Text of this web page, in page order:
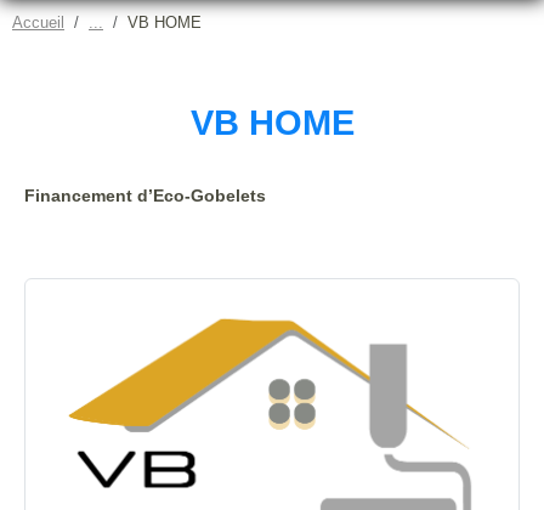
Accueil VB HOME
VB HOME
Financement d’Eco-Gobelets